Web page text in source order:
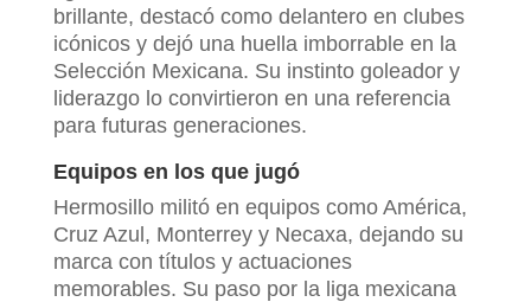
brillante, destacó como delantero en clubes
icónicos y dejó una huella imborrable en la
Selección Mexicana. Su instinto goleador y
liderazgo lo convirtieron en una referencia
para futuras generaciones.
Equipos en los que jugó
Hermosillo militó en equipos como América,
Cruz Azul, Monterrey y Necaxa, dejando su
marca con títulos y actuaciones
memorables. Su paso por la liga mexicana